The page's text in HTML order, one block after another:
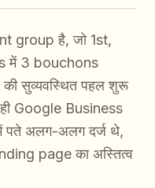
group है, जो 1st,
में 3 bouchons
सुव्यवस्थित पहल शुरू
Google Business
में पते अलग-अलग दर्ज थे,
page का अस्तित्व